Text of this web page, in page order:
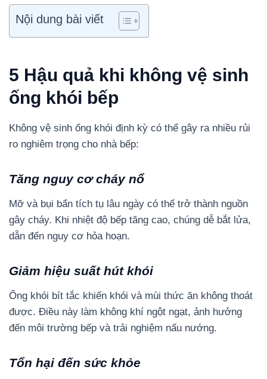
Nội dung bài viết
5 Hậu quả khi không vệ sinh
ống khói bếp
Không vệ sinh ống khói định kỳ có thể gây ra nhiều rủi
ro nghiêm trọng cho nhà bếp:
Tăng nguy cơ cháy nổ
Mỡ và bụi bẩn tích tụ lâu ngày có thể trở thành nguồn
gây cháy. Khi nhiệt độ bếp tăng cao, chúng dễ bắt lửa,
dẫn đến nguy cơ hỏa hoạn.
Giảm hiệu suất hút khói
Ống khói bít tắc khiến khói và mùi thức ăn không thoát
được. Điều này làm không khí ngột ngạt, ảnh hưởng
đến môi trường bếp và trải nghiệm nấu nướng.
Tổn hại đến sức khỏe